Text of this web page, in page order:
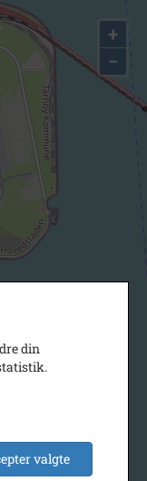
+
−
din
valgte